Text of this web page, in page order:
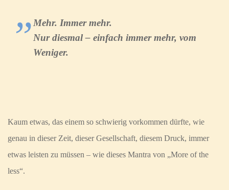
Mehr. Immer mehr.
Nur diesmal – einfach immer mehr, vom
Weniger.
Kaum etwas, das einem so schwierig vorkommen dürfte, wie
genau in dieser Zeit, dieser Gesellschaft, diesem Druck, immer
etwas leisten zu müssen – wie dieses Mantra von „More of the
less“.